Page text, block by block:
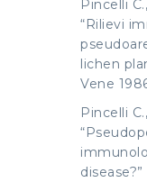
Pincelli
“Rilievi
lichen
Vene
Pincelli